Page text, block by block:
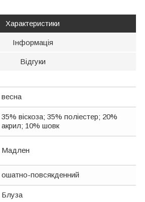
Характеристики
Інформація
Відгуки
весна
35% віскоза; 35% поліестер; 20%
акрил; 10% шовк
Мадлен
ошатно-повсякденний
Блуза